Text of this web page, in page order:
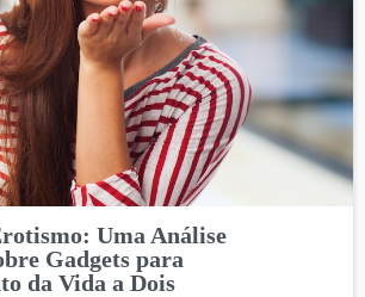
Uma Análise
Gadgets para
da Vida a Dois